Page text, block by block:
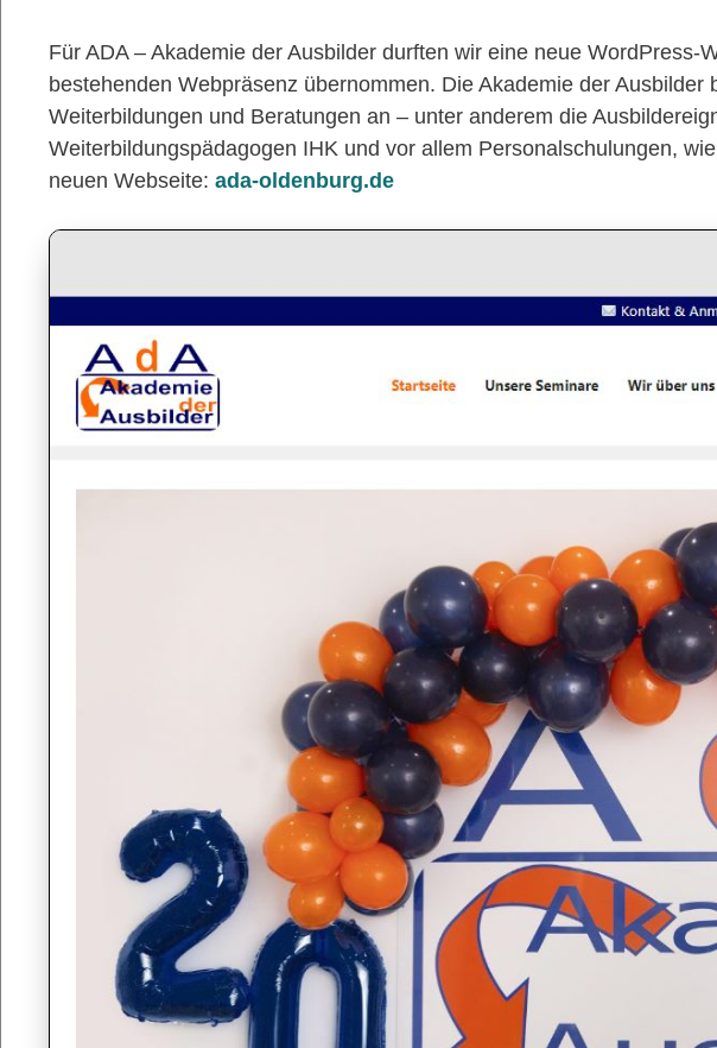
Für ADA – Akademie der Ausbilder durften wir eine neue
bestehenden Webpräsenz übernommen. Die Akademie der
Weiterbildungen und Beratungen an – unter anderem die
Weiterbildungspädagogen IHK und vor allem Personalschulungen,
neuen Webseite: ada-oldenburg.de